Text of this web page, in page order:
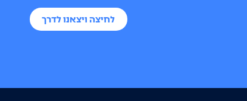
לחיצה ויצאנו לדרך